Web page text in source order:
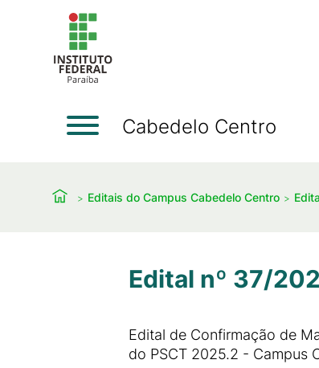
Cabedelo Centro
Editais do Campus Cabedelo Centro
Edital nº 37/
Edital de Confirmação de
do PSCT 2025.2 - Campus